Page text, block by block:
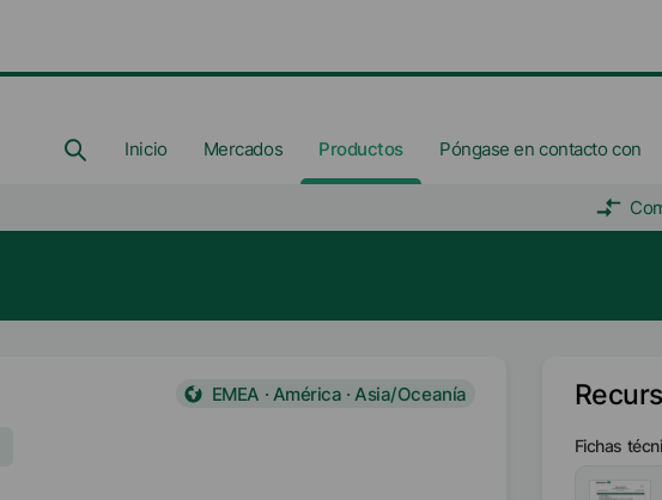
Inicio Mercados Productos Póngase en contacto con
EMEA · América · Asia/Oceanía
Fichas